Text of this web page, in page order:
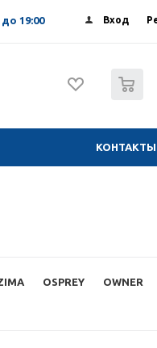
Вход
до 19:00
КОНТАКТЫ
OSPREY OWNER